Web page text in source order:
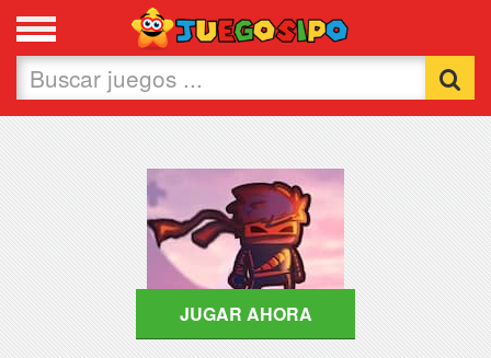
Favoritos
Nuevos
Carros
JUGAR AHORA